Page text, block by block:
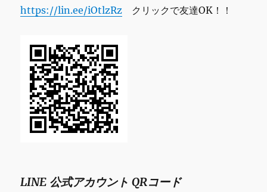
https://lin.ee/iOtlzRz クリックで友達OK！！
LINE 公式アカウント QRコード